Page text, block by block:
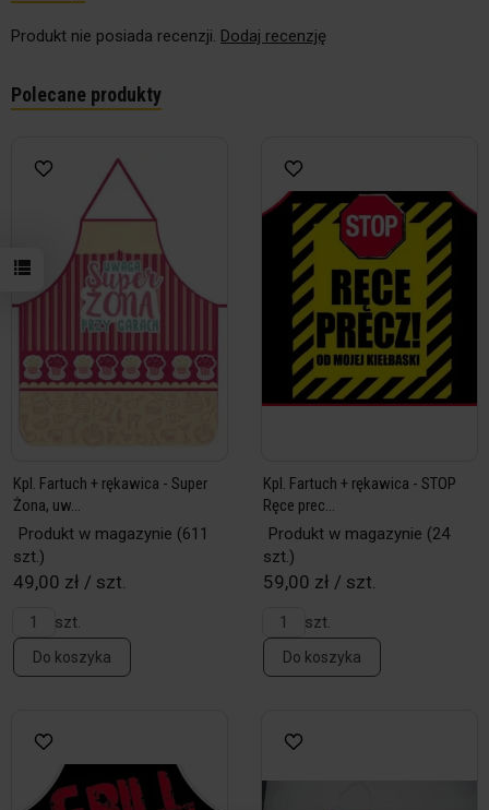
Produkt nie posiada recenzji. Dodaj recenzję
Polecane produkty
Kpl. Fartuch + rękawica - Super
Żona, uw...
Produkt w magazynie (611
szt.)
49,00 zł / szt.
szt.
Do koszyka
Kpl. Fartuch + rękawica - STOP
Ręce prec...
Produkt w magazynie (24
szt.)
59,00 zł / szt.
szt.
Do koszyka